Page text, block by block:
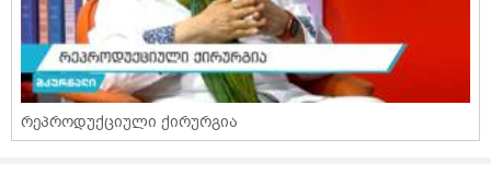
რეპროდუქციული ქირურგია